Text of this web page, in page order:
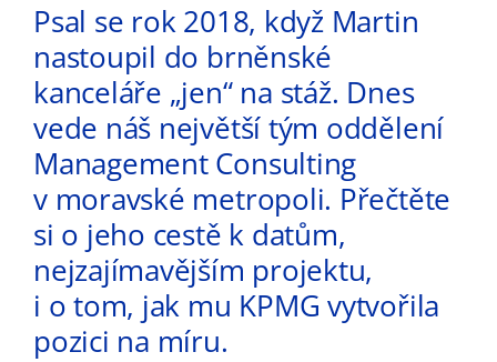
Psal se rok 2018, když Martin
nastoupil do brněnské
kanceláře „jen“ na stáž. Dnes
vede náš největší tým oddělení
Management Consulting
v moravské metropoli. Přečtěte
si o jeho cestě k datům,
nejzajímavějším projektu,
i o tom, jak mu KPMG vytvořila
pozici na míru.